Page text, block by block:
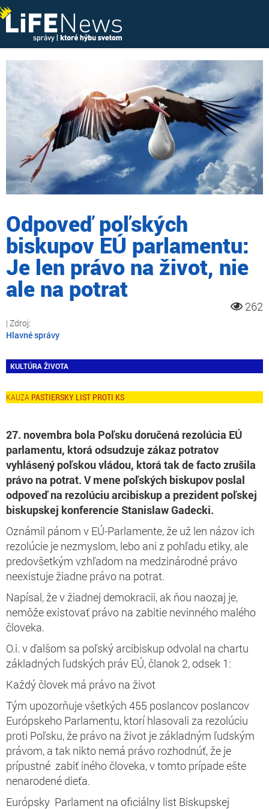
Odpoveď poľských
biskupov EÚ parlamentu:
Je len právo na život, nie
ale na potrat
262
Hlavné správy
KULTÚRA ŽIVOTA
PASTIERSKY LIST PROTI KS
27. novembra bola Poľsku doručená rezolúcia EÚ
parlamentu, ktorá odsudzuje zákaz potratov
vyhlásený poľskou vládou, ktorá tak de facto zrušila
právo na potrat. V mene poľských biskupov poslal
odpoveď na rezolúciu arcibiskup a prezident poľskej
biskupskej konferencie Stanislaw Gadecki.
Oznámil pánom v EÚ-Parlamente, že už len názov ich
rezolúcie je nezmyslom, lebo ani z pohľadu etiky, ale
predovšetkým vzhľadom na medzinárodné právo
neexistuje žiadne právo na potrat.
Napísal, že v žiadnej demokracii, ak ňou naozaj je,
nemôže existovať právo na zabitie nevinného malého
človeka.
O.i. v ďalšom sa poľský arcibiskup odvolal na chartu
základných ľudských práv EÚ, članok 2, odsek 1:
Každý človek má právo na život
Tým upozorňuje všetkých 455 poslancov poslancov
Európskeho Parlamentu, ktorí hlasovali za rezolúciu
proti Poľsku, že právo na život je základným ľudským
právom, a tak nikto nemá právo rozhodnúť, že je
prípustné zabiť iného človeka, v tomto prípade ešte
nenarodené dieťa.
Európsky Parlament na oficiálny list Biskupskej